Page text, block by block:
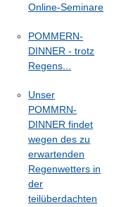
Online-Seminare
POMMERN-
DINNER - trotz
Regens...
Unser
POMMRN-
DINNER findet
wegen des zu
erwartenden
Regenwetters in
der
teilüberdachten